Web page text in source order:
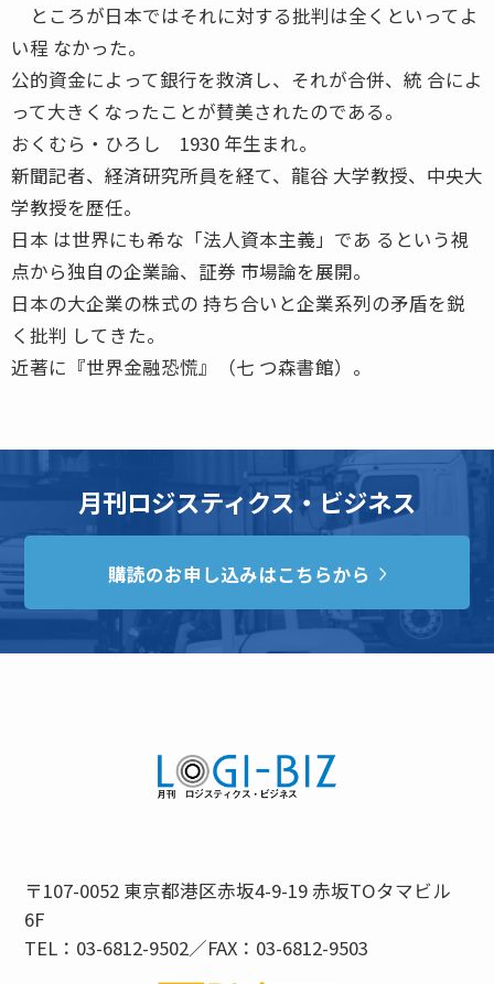
ところが日本ではそれに対する批判は全くといってよ
い程 なかった。
公的資金によって銀行を救済し、それが合併、統 合によ
って大きくなったことが賛美されたのである。
おくむら・ひろし 1930 年生まれ。
新聞記者、経済研究所員を経て、龍谷 大学教授、中央大
学教授を歴任。
日本 は世界にも希な「法人資本主義」であ るという視
点から独自の企業論、証券 市場論を展開。
日本の大企業の株式の 持ち合いと企業系列の矛盾を鋭
く批判 してきた。
近著に『世界金融恐慌』（七 つ森書館）。
月刊ロジスティクス・ビジネス
購読のお申し込みはこちらから
〒107-0052 東京都港区赤坂4-9-19 赤坂TOタマビル
6F
TEL：03-6812-9502／FAX：03-6812-9503